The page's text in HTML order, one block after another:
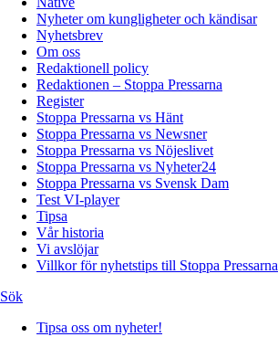
Nyheter om kungligheter och kändisar
Nyhetsbrev
Om oss
Redaktionell policy
Redaktionen – Stoppa Pressarna
Register
Stoppa Pressarna vs Hänt
Stoppa Pressarna vs Newsner
Stoppa Pressarna vs Nöjeslivet
Stoppa Pressarna vs Nyheter24
Stoppa Pressarna vs Svensk Dam
Test VI-player
Tipsa
Vår historia
Vi avslöjar
Villkor för nyhetstips till Stoppa Pressarna
Sök
Tipsa oss om nyheter!